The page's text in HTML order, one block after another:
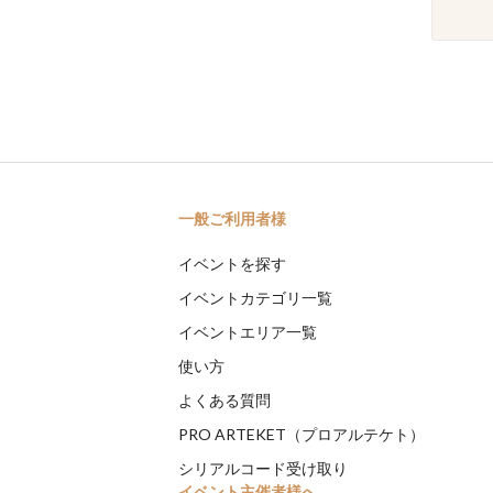
一般ご利用者様
イベントを探す
イベントカテゴリ一覧
イベントエリア一覧
使い方
よくある質問
PRO ARTEKET（プロアルテケト）
シリアルコード受け取り